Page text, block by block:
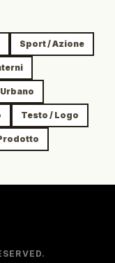
Sport / Azione
Testo / Logo